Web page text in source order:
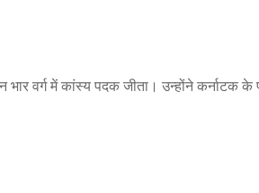
भार वर्ग में कांस्य पदक जीता। उन्होंने कर्नाटक के